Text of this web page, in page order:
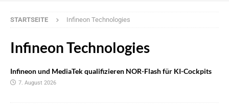
STARTSEITE Infineon Technologies
Infineon Technologies
Infineon und MediaTek qualifizieren NOR-Flash für KI-Cockpits
7. August 2026